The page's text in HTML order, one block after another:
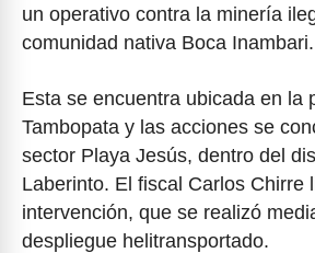
un operativo contra la minería
comunidad nativa Boca Inambari.
Esta se encuentra ubicada en la
Tambopata y las acciones se
sector Playa Jesús, dentro del
Laberinto. El fiscal Carlos Chirre
intervención, que se realizó
despliegue helitransportado.